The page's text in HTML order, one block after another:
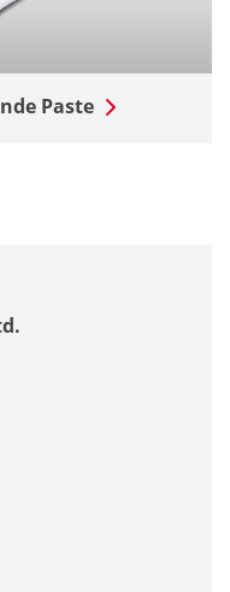
Paste